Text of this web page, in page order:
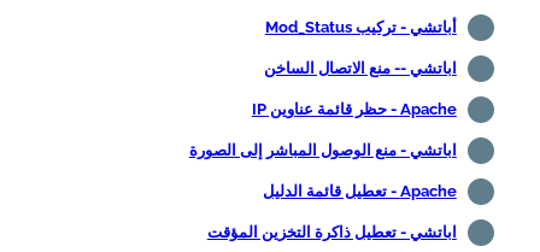
أباتشي - تركيب Mod_Status
اباتشي -- منع الاتصال الساخن
Apache - حظر قائمة عناوين IP
اباتشي - منع الوصول المباشر إلى الصورة
Apache - تعطيل قائمة الدليل
اباتشي - تعطيل ذاكرة التخزين المؤقت